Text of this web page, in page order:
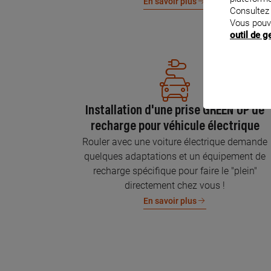
Installation d'une prise GREEN'UP de
recharge pour véhicule électrique
Rouler avec une voiture électrique demande
quelques adaptations et un équipement de
recharge spécifique pour faire le "plein"
directement chez vous !
En savoir plus
Vous
outil de